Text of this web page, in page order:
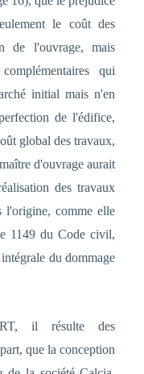
le coût des
de l'ouvrage, mais
qui
initial mais n'en
de l'édifice,
global des travaux,
d'ouvrage aurait
des travaux
l'origine, comme elle
1149 du Code civil,
du dommage
il résulte des
que la conception